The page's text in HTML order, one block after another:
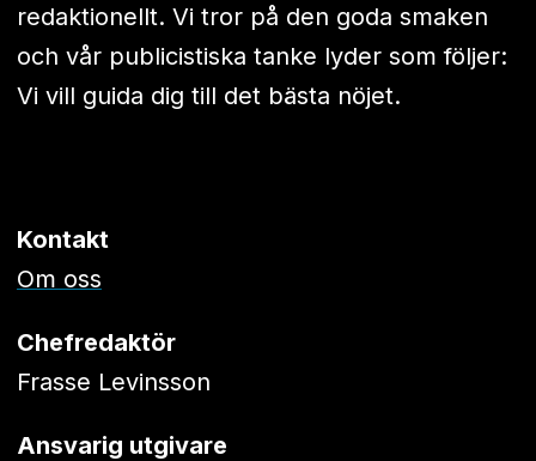
redaktionellt. Vi tror på den goda smaken
och vår publicistiska tanke lyder som följer:
Vi vill guida dig till det bästa nöjet.
Kontakt
Om oss
Chefredaktör
Frasse Levinsson
Ansvarig utgivare